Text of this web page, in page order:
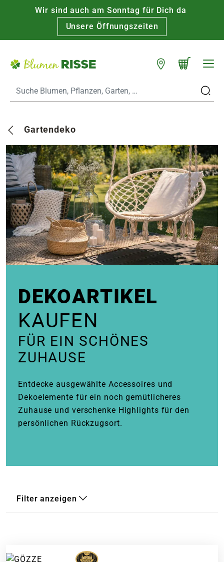
Wir sind auch am Sonntag für Dich da
Unsere Öffnungszeiten
Standorte
Warenkorb schließen
WARENKORB
Gartendeko
DEKOARTIKEL
KAUFEN
FÜR EIN SCHÖNES
ZUHAUSE
Entdecke ausgewählte Accessoires und
Dekoelemente für ein noch gemütlicheres
Zuhause und verschenke Highlights für den
persönlichen Rückzugsort.
Filter anzeigen